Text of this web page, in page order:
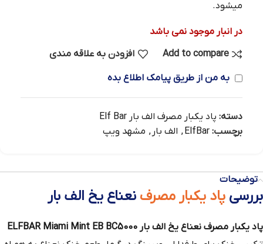
میشود.
در انبار موجود نمی باشد
Add to compare
افزودن به علاقه مندی
به من از طریق پیامک اطلاع بده
دسته: پاد یکبار مصرف الف بار Elf Bar
برچسب: ElfBar
, الف بار , مشهد ویپ
توضیحات
بررسی پاد یکبار مصرف نعناع یخ الف بار
پاد یکبار مصرف نعناع یخ الف بار ELFBAR Miami Mint EB BC5000